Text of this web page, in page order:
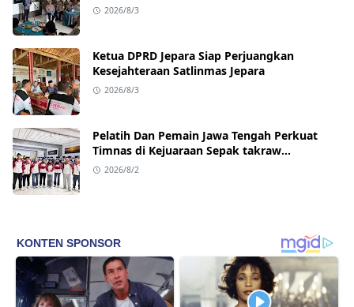
2026/8/3
Ketua DPRD Jepara Siap Perjuangkan
Kesejahteraan Satlinmas Jepara
2026/8/3
Pelatih Dan Pemain Jawa Tengah Perkuat
Timnas di Kejuaraan Sepak takraw
Internasional
2026/8/2